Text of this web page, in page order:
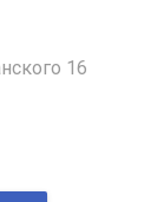
16